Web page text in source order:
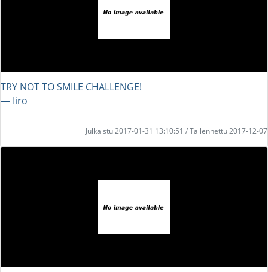
TRY NOT TO SMILE CHALLENGE!
― Iiro
Julkaistu 2017-01-31 13:10:51 / Tallennettu 2017-12-07